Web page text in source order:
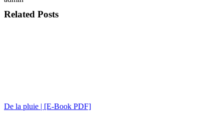
Related Posts
De la pluie | [E-Book PDF]